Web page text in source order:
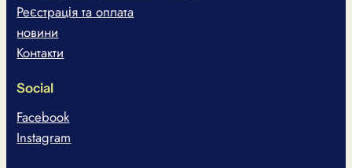
Реєстрація та оплата
новини
Контакти
Social
Facebook
Instagram